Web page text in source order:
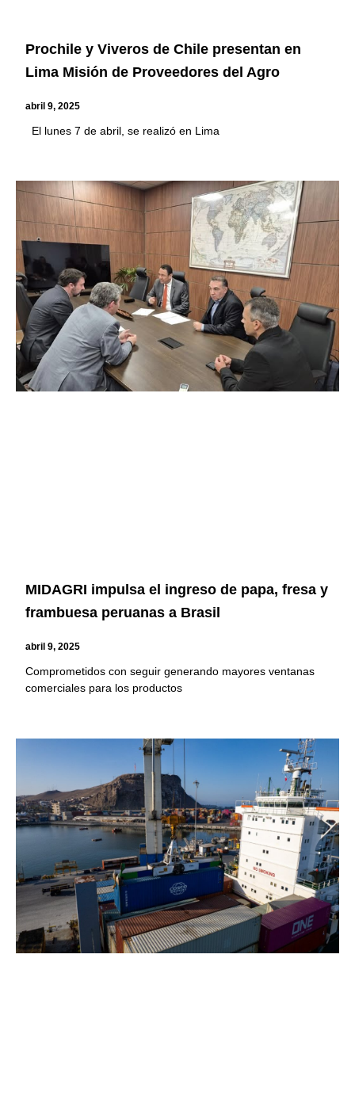
Prochile y Viveros de Chile presentan en
Lima Misión de Proveedores del Agro
abril 9, 2025
El lunes 7 de abril, se realizó en Lima
MIDAGRI impulsa el ingreso de papa, fresa y
frambuesa peruanas a Brasil
abril 9, 2025
Comprometidos con seguir generando mayores ventanas
comerciales para los productos